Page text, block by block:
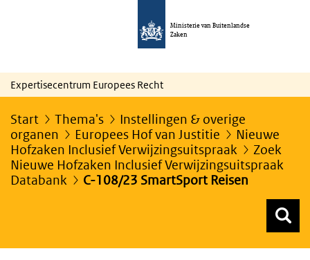
Ministerie van Buitenlandse
Zaken
Expertisecentrum Europees Recht
Start Thema's
Instellingen & overige
organen
Europees Hof van Justitie
Nieuwe
Hofzaken Inclusief Verwijzingsuitspraak
Zoek
Nieuwe Hofzaken Inclusief Verwijzingsuitspraak
Databank
C-108/23 SmartSport Reisen